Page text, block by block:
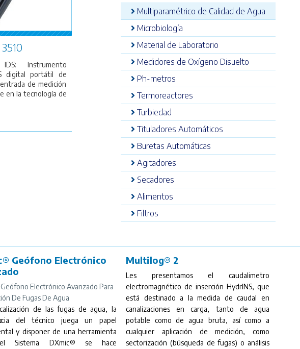
Instrumento
digital portátil de
de medición
en la tecnología de
Multiparamétrico de Calidad de Agua
Microbiología
Material de Laboratorio
Medidores de Oxígeno Disuelto
Ph-metros
Termoreactores
Turbiedad
Tituladores Automáticos
Buretas Automáticas
Agitadores
Secadores
Alimentos
Filtros
Geófono Electrónico
Electrónico Avanzado Para
De Fugas De Agua
de las fugas de agua, la
del técnico juega un papel
y disponer de una herramienta
Sistema DXmic® se hace
Multilog® 2
Les presentamos el caudalimetro
electromagnético de inserción HydrINS, que
está destinado a la medida de caudal en
canalizaciones en carga, tanto de agua
potable como de agua bruta, así como a
cualquier aplicación de medición, como
sectorización (búsqueda de fugas) o análisis